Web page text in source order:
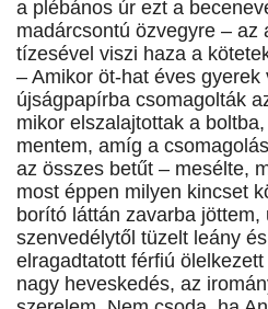
a plébános úr ezt a
madárcsontú özvegyre – az
tízesével viszi haza a
– Amikor öt-hat éves gyerek
újságpapírba csomagolták
mikor elszalajtottak a
mentem, amíg a
az összes betűt – mesélte,
most éppen milyen kincset
borító láttán zavarba jöttem,
szenvedélytől tüzelt leány
elragadtatott férfiú
nagy heveskedés, az